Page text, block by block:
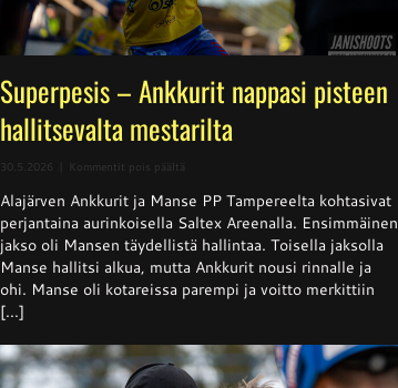
Superpesis – Ankkurit nappasi pisteen
hallitsevalta mestarilta
30.5.2026 Kommentit pois päältä
–
Ankkurit
nappasi
pisteen
hallitsevalta
Alajärven Ankkurit ja Manse PP Tampereelta kohtasivat
perjantaina aurinkoisella Saltex Areenalla. Ensimmäinen
jakso oli Mansen täydellistä hallintaa. Toisella jaksolla
Manse hallitsi alkua, mutta Ankkurit nousi rinnalle ja
ohi. Manse oli kotareissa parempi ja voitto merkittiin
[...]